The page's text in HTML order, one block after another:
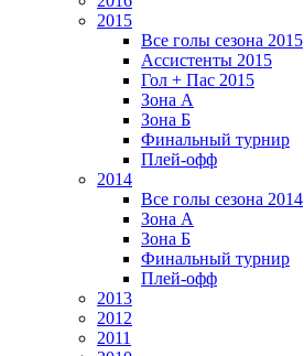
2015
Все голы сезона 2015
Ассистенты 2015
Гол + Пас 2015
Зона А
Зона Б
Финальный турнир
Плей-офф
2014
Все голы сезона 2014
Зона А
Зона Б
Финальный турнир
Плей-офф
2013
2012
2011